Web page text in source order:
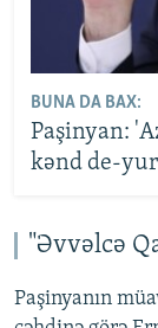
BUNA DA BAX:
Paşinyan:
kənd de-
"Əvvəlcə
Paşinyanın